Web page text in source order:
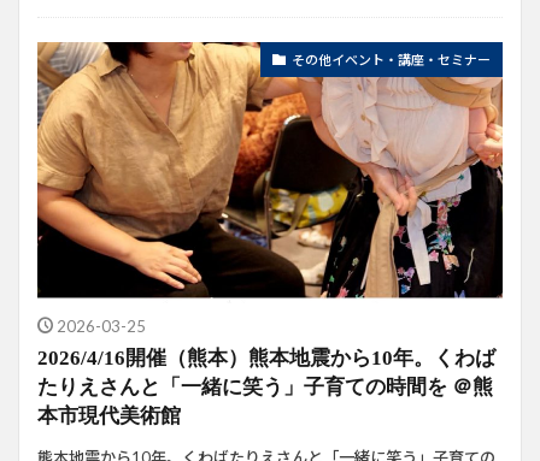
その他イベント・講座・セミナー
2026-03-25
2026/4/16開催（熊本）熊本地震から10年。くわば
たりえさんと「一緒に笑う」子育ての時間を ＠熊
本市現代美術館